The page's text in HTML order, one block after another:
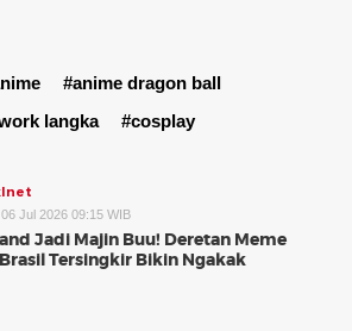
#anime dragon ball
langka #cosplay
Jul 2026 09:15 WIB
Jadi Majin Buu! Deretan Meme
Tersingkir Bikin Ngakak